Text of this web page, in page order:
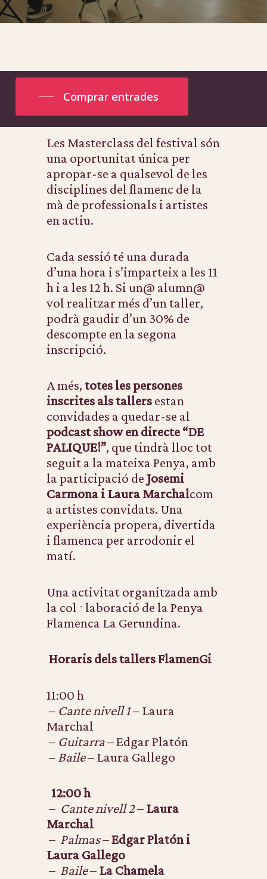
Comprar entrades
Les Masterclass del festival són
una oportunitat única per
apropar-se a qualsevol de les
disciplines del flamenc de la
mà de professionals i artistes
en actiu.
Cada sessió té una durada
d’una hora i s’imparteix a les 11
h i a les 12 h. Si un@ alumn@
vol realitzar més d’un taller,
podrà gaudir d’un 30% de
descompte en la segona
inscripció.
A més,totes les persones
inscrites als tallersestan
convidades a quedar-se al
podcast show en directe “DE
PALIQUE!”, que tindrà lloc tot
seguit a la mateixa Penya, amb
la participació de Josemi
Carmona i Laura Marchalcom
a artistes convidats. Una
experiència propera, divertida
i flamenca per arrodonir el
matí.
Una activitat organitzada amb
la col·laboració de la Penya
Flamenca La Gerundina.
Horaris dels tallers FlamenGi
11:00 h
– Cante nivell 1–Laura
Marchal
– Guitarra–Edgar Platón
– Baile–Laura Gallego
12:00 h
– Cante nivell 2–Laura
Marchal
– Palmas–Edgar Platón i
Laura Gallego
– Baile–La Chamela